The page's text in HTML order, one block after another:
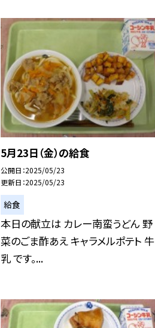
5月23日（金）の給食
公開日 2025/05/23
更新日 2025/05/23
給食
本日の献立は カレー南蛮うどん 野
菜のごま酢あえ キャラメルポテト 牛
乳 です。...